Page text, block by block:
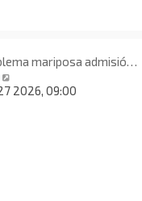
s
j
mariposa admisió…
e2026, 09:00